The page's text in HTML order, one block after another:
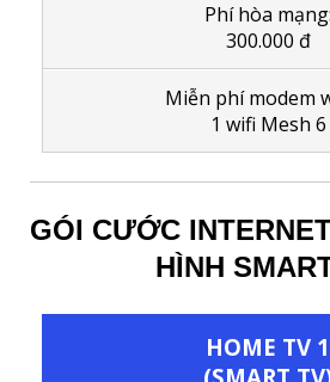
Phí hòa mạng:
300.000 đ
Miễn phí modem
1 wifi Mesh 6
GÓI CƯỚC
HÌNH
HOME TV 1